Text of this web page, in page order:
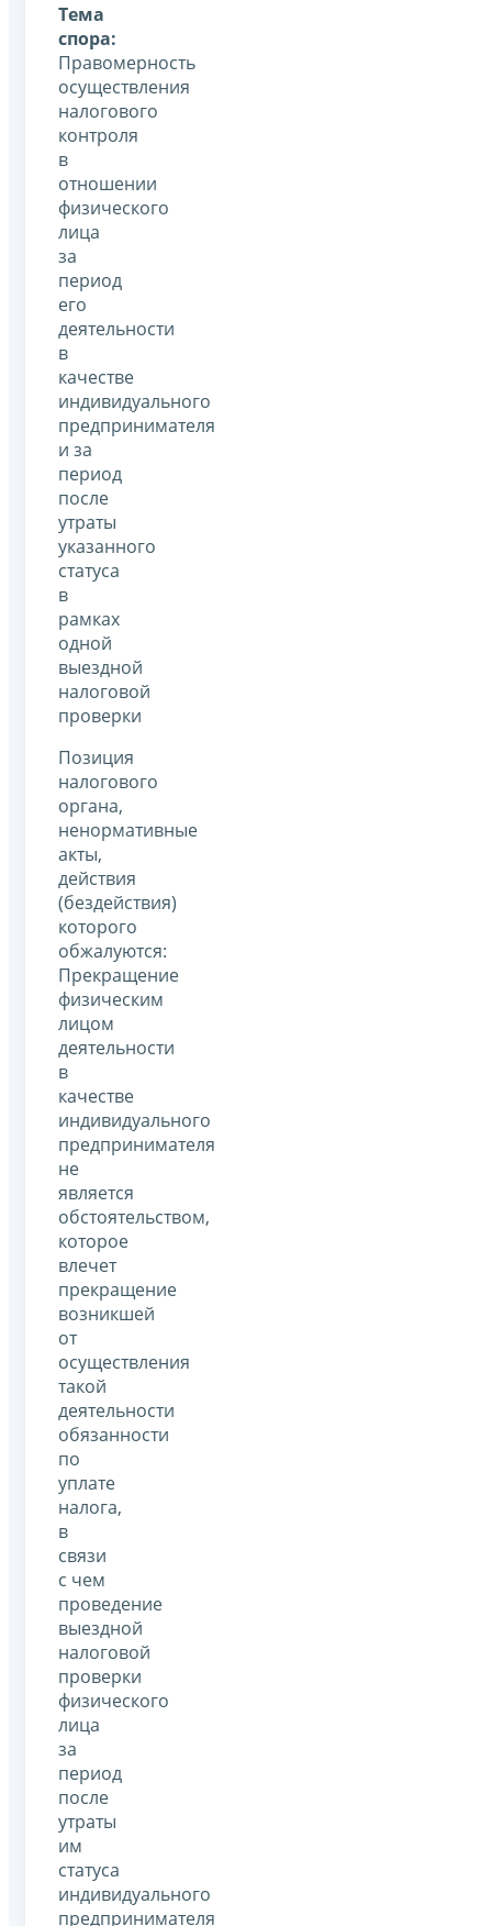
Тема
спора:
Правомерность
осуществления
налогового
контроля
в
отношении
физического
лица
за
период
его
деятельности
в
качестве
индивидуального
предпринимателя
и за
период
после
утраты
указанного
статуса
в
рамках
одной
выездной
налоговой
проверки
Позиция
налогового
органа,
ненормативные
акты,
действия
(бездействия)
которого
обжалуются:
Прекращение
физическим
лицом
деятельности
в
качестве
индивидуального
предпринимателя
не
является
обстоятельством,
которое
влечет
прекращение
возникшей
от
осуществления
такой
деятельности
обязанности
по
уплате
налога,
в
связи
с чем
проведение
выездной
налоговой
проверки
физического
лица
за
период
после
утраты
им
статуса
индивидуального
предпринимателя